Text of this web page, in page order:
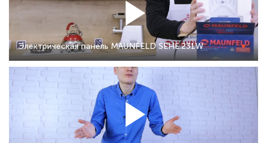
Электрическая панель MAUNFELD SEHE.231W